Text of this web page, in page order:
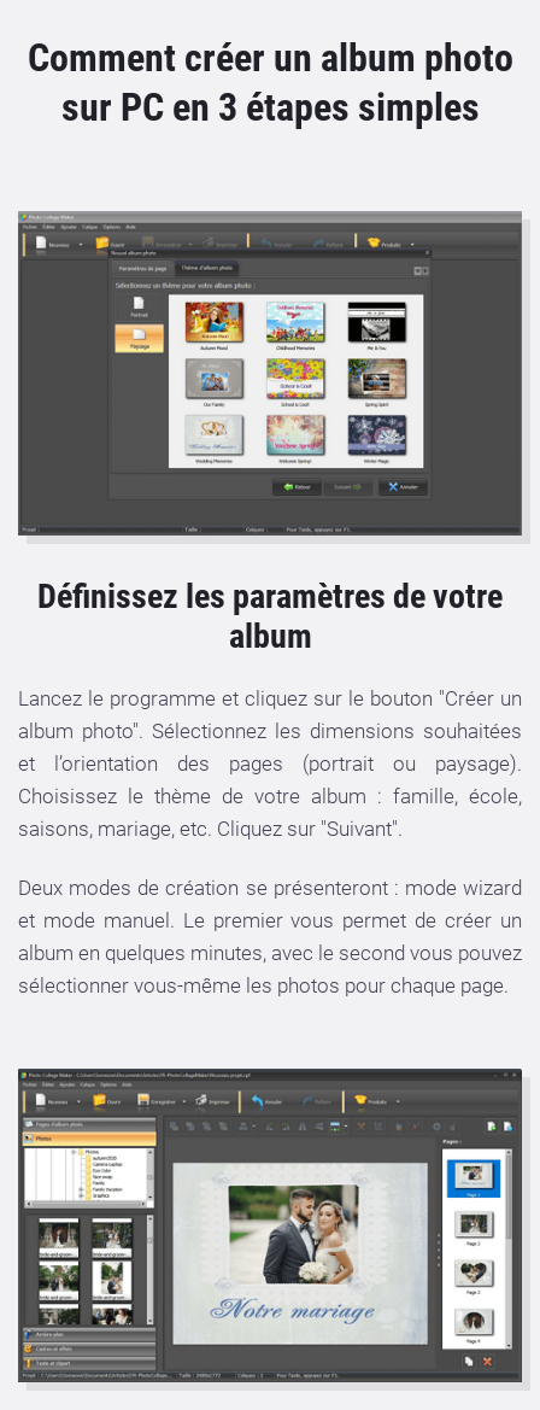
Comment créer un album photo
sur PC en 3 étapes simples
Définissez les paramètres de votre
album
Lancez le programme et cliquez sur le bouton "Créer un
album photo". Sélectionnez les dimensions souhaitées
et l’orientation des pages (portrait ou paysage).
Choisissez le thème de votre album : famille, école,
saisons, mariage, etc. Cliquez sur "Suivant".
Deux modes de création se présenteront : mode wizard
et mode manuel. Le premier vous permet de créer un
album en quelques minutes, avec le second vous pouvez
sélectionner vous-même les photos pour chaque page.